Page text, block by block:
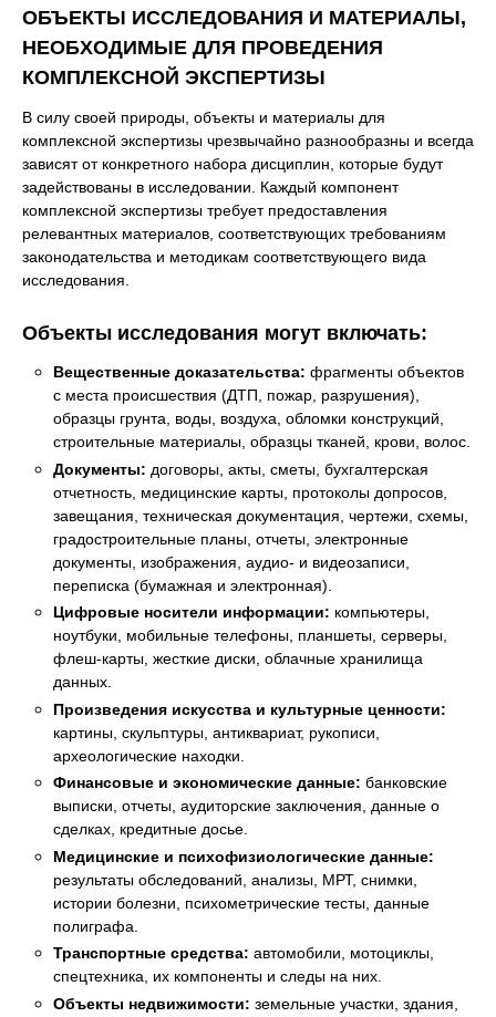
ОБЪЕКТЫ ИССЛЕДОВАНИЯ И МАТЕРИАЛЫ,
НЕОБХОДИМЫЕ ДЛЯ ПРОВЕДЕНИЯ
КОМПЛЕКСНОЙ ЭКСПЕРТИЗЫ
В силу своей природы, объекты и материалы для
комплексной экспертизы чрезвычайно разнообразны и всегда
зависят от конкретного набора дисциплин, которые будут
задействованы в исследовании. Каждый компонент
комплексной экспертизы требует предоставления
релевантных материалов, соответствующих требованиям
законодательства и методикам соответствующего вида
исследования.
Объекты исследования могут включать:
Вещественные доказательства: фрагменты объектов
с места происшествия (ДТП, пожар, разрушения),
образцы грунта, воды, воздуха, обломки конструкций,
строительные материалы, образцы тканей, крови, волос.
Документы: договоры, акты, сметы, бухгалтерская
отчетность, медицинские карты, протоколы допросов,
завещания, техническая документация, чертежи, схемы,
градостроительные планы, отчеты, электронные
документы, изображения, аудио- и видеозаписи,
переписка (бумажная и электронная).
Цифровые носители информации: компьютеры,
ноутбуки, мобильные телефоны, планшеты, серверы,
флеш-карты, жесткие диски, облачные хранилища
данных.
Произведения искусства и культурные ценности:
картины, скульптуры, антиквариат, рукописи,
археологические находки.
Финансовые и экономические данные: банковские
выписки, отчеты, аудиторские заключения, данные о
сделках, кредитные досье.
Медицинские и психофизиологические данные:
результаты обследований, анализы, МРТ, снимки,
истории болезни, психометрические тесты, данные
полиграфа.
Транспортные средства: автомобили, мотоциклы,
спецтехника, их компоненты и следы на них.
Объекты недвижимости: земельные участки, здания,